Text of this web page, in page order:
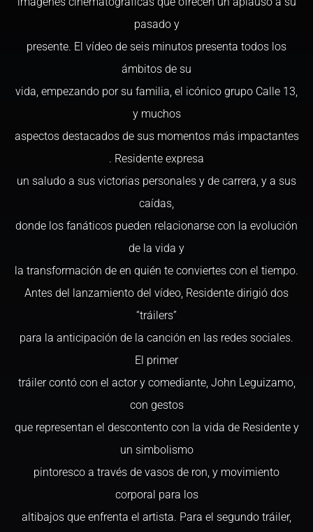
pasado y
presente. El vídeo de seis minutos presenta todos los
ámbitos de su
vida, empezando por su familia, el icónico grupo Calle 13,
y muchos
aspectos destacados de sus momentos más impactantes
. Residente expresa
un saludo a sus victorias personales y de carrera, y a sus
caídas,
donde los fanáticos pueden relacionarse con la evolución
de la vida y
la transformación de en quién te conviertes con el tiempo.
Antes del lanzamiento del vídeo, Residente dirigió dos
“tráilers”
para la anticipación de la canción en las redes sociales.
El primer
tráiler contó con el actor y comediante, John Leguizamo,
con gestos
que representan el descontento con la vida de Residente y
un simbolismo
pintoresco a través de vasos de ron, y movimiento
corporal para los
altibajos que enfrenta el artista. Para el segundo tráiler,